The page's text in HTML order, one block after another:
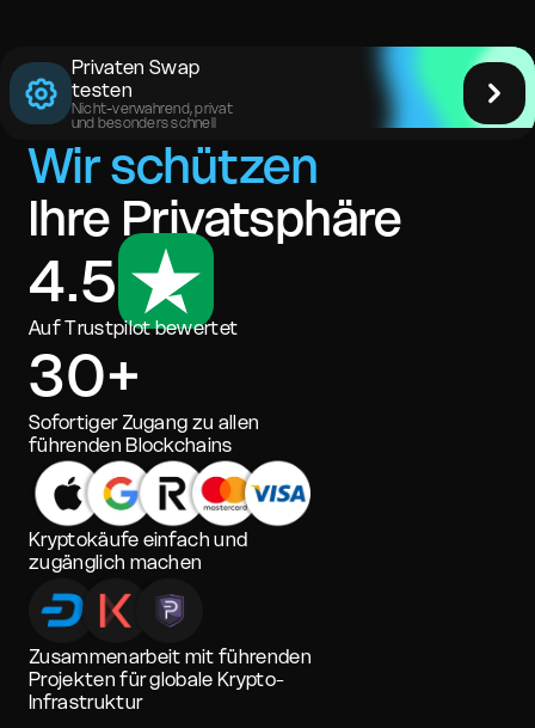
Privaten Swap
testen
Nicht-verwahrend, privat
und besonders schnell
Wir schützen
Ihre Privatsphäre
4.5
Auf Trustpilot bewertet
30+
Sofortiger Zugang zu allen
führenden Blockchains
Kryptokäufe einfach und
zugänglich machen
Zusammenarbeit mit führenden
Projekten für globale Krypto-
Infrastruktur